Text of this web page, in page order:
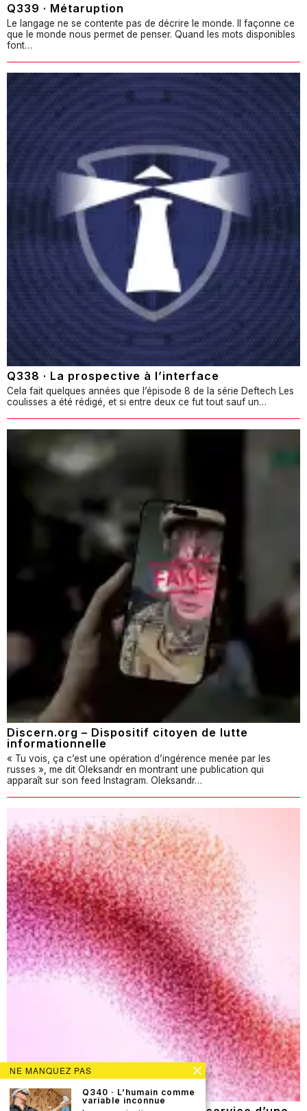
Q339 · Métaruption
Le langage ne se contente pas de décrire le monde. Il façonne ce
que le monde nous permet de penser. Quand les mots disponibles
font…
Q338 · La prospective à l’interface
Cela fait quelques années que l’épisode 8 de la série Deftech Les
coulisses a été rédigé, et si entre deux ce fut tout sauf un…
Discern.org – Dispositif citoyen de lutte
informationnelle
« Tu vois, ça c’est une opération d’ingérence menée par les
russes », me dit Oleksandr en montrant une publication qui
apparaît sur son feed Instagram. Oleksandr…
NE MANQUEZ PAS
Q340 · L’humain comme
variable inconnue